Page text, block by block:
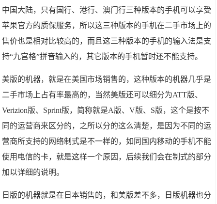
中国大陆，只有国行、港行、澳门行三种版本的手机可以享受
苹果官方的质保服务，所以这三种版本的手机在二手市场上的
售价也是相对比较高的，而且这三种版本的手机的输入法是支
持“九宫格”拼音输入的，其它版本的手机暂时还不能支持。
美版的机器，就是在美国市场销售的，这种版本的机器几乎是
二手市场上占有率最高的，当然美版还可以细分为ATT版、
Verizion版、Sprint版，简称就是A版、V版、S版，这个是按不
同的运营商来区分的，之所以分的这么清楚，是因为不同的运
营商所支持的网络制式是不一样的，如同国内移动的手机不能
使用电信的卡，就是这样一个原因，后续我们会在制式的部分
加以详细的说明。
日版的机器就是在日本销售的，和美版差不多，日版机器也分